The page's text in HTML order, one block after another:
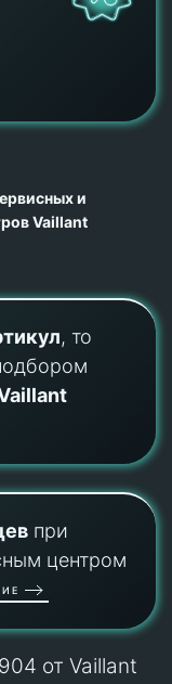
и
Vaillant
, то
при
центром
от Vaillant